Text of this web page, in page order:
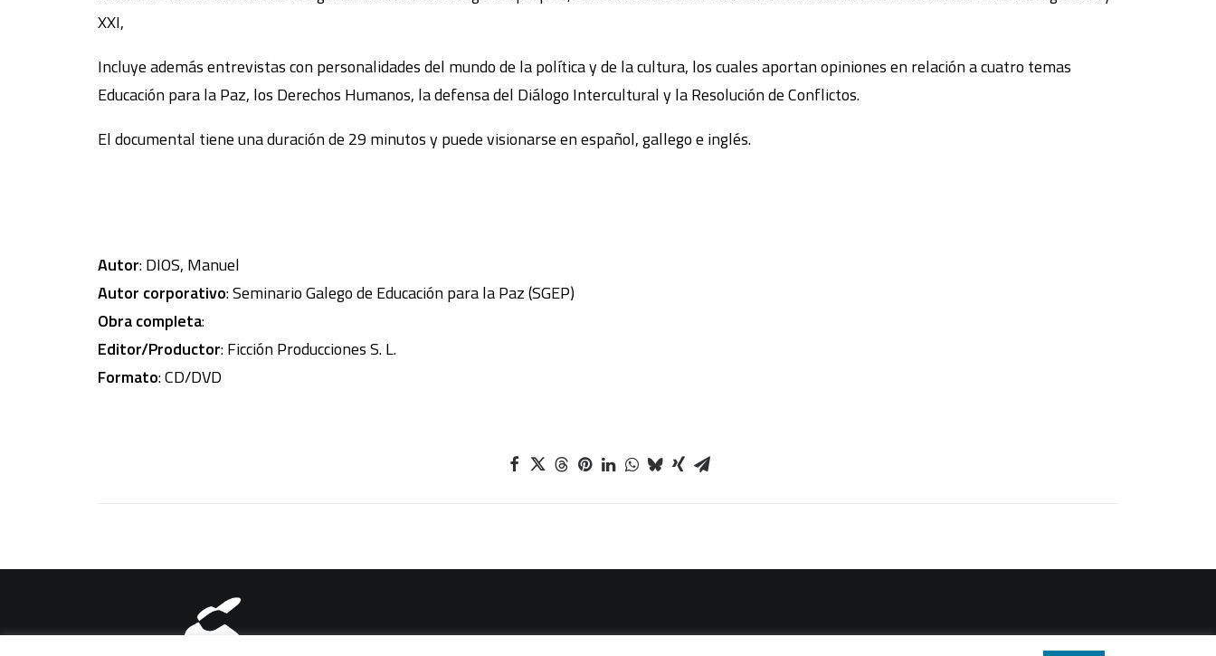
XXI,
Incluye además entrevistas con personalidades del mundo de la política y de la cultura, los cuales aportan opiniones en relación a cuatro temas
Educación para la Paz, los Derechos Humanos, la defensa del Diálogo Intercultural y la Resolución de Conflictos.
El documental tiene una duración de 29 minutos y puede visionarse en español, gallego e inglés.
Autor: DIOS, Manuel
Autor corporativo: Seminario Galego de Educación para la Paz (SGEP)
Obra completa:
Editor/Productor: Ficción Producciones S. L.
Formato: CD/DVD
Aviso legal|Política de privacidad|Política de cookies|Condiciones legales de venta